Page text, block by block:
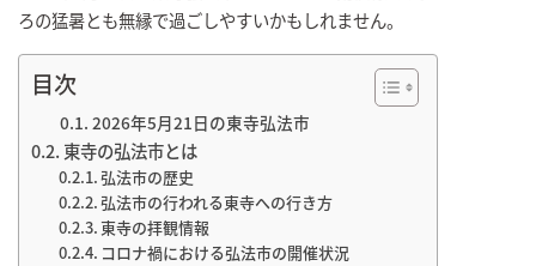
ろの猛暑とも無縁で過ごしやすいかもしれません。
目次
2026年5月21日の東寺弘法市
東寺の弘法市とは
弘法市の歴史
弘法市の行われる東寺への行き方
東寺の拝観情報
コロナ禍における弘法市の開催状況